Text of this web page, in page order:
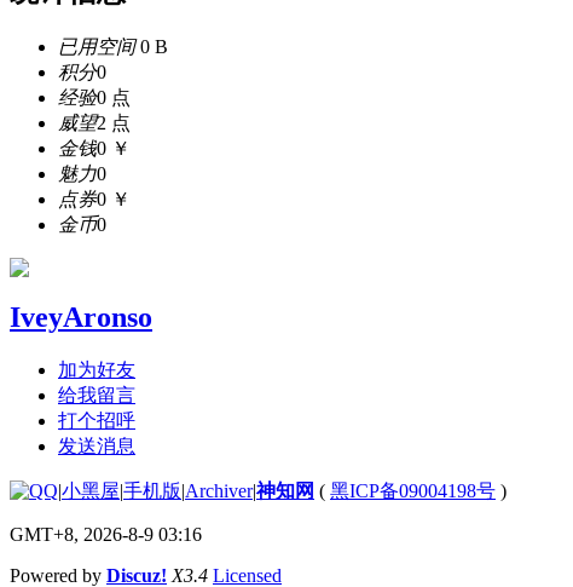
已用空间0 B
积分0
经验0 点
威望2 点
金钱0 ￥
魅力0
点券0 ￥
金币0
IveyAronso
加为好友
给我留言
打个招呼
发送消息
|小黑屋|手机版|Archiver|神知网 ( 黑ICP备09004198号 )
GMT+8, 2026-8-9 03:16
Powered by Discuz! X3.4 Licensed